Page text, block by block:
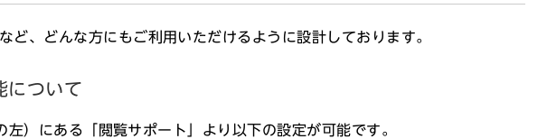
ど、どんな方にもご利用いただけるように設計しております。
について
）にある「閲覧サポート」より以下の設定が可能です。